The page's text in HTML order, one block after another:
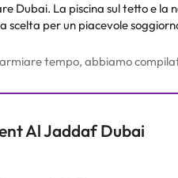
Dubai. La piscina sul tetto e
scelta per un piacevole
tempo, abbiamo
Al Jaddaf Dubai